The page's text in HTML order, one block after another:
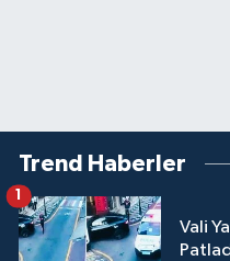
Trend Haberler
Vali
1